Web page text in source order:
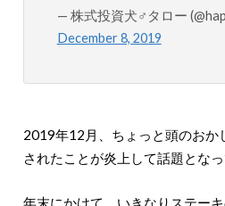
— 株式投資犬♂タロー
December 8, 2019
2019年12月、ちょっと頭のお
されたことが炎上して話題となっ
年末にかけて、いきなりステー